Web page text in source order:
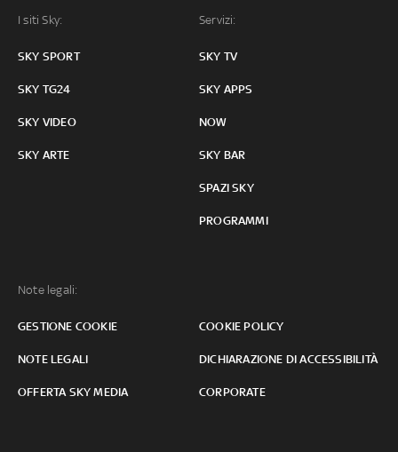
I siti Sky:
SKY SPORT
SKY TG24
SKY VIDEO
SKY ARTE
Servizi:
SKY TV
SKY APPS
NOW
SKY BAR
SPAZI SKY
PROGRAMMI
Note legali:
GESTIONE COOKIE COOKIE POLICY
NOTE LEGALI DICHIARAZIONE DI ACCESSIBILITÀ
OFFERTA SKY MEDIA CORPORATE